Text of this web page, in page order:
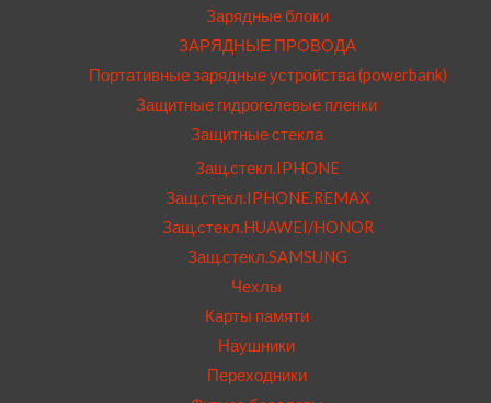
Зарядные блоки
ЗАРЯДНЫЕ ПРОВОДА
Портативные зарядные устройства (powerbank)
Защитные гидрогелевые пленки
Защитные стекла
Защ.стекл.IPHONE
Защ.стекл.IPHONE.REMAX
Защ.стекл.HUAWEI/HONOR
Защ.стекл.SAMSUNG
Чехлы
Карты памяти
Наушники
Переходники